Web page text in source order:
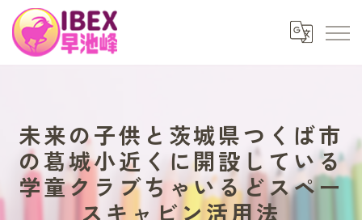
未来の子供と茨城県つくば市
の葛城小近くに開設している
学童クラブちゃいるどスペー
スキャビン活用法